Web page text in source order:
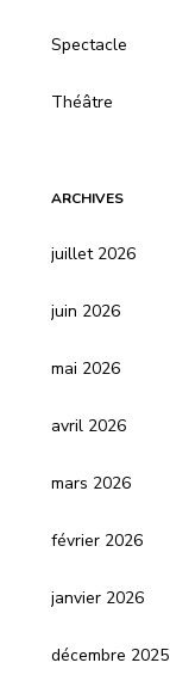
Spectacle
Théâtre
ARCHIVES
juillet 2026
juin 2026
mai 2026
avril 2026
mars 2026
février 2026
janvier 2026
décembre 2025